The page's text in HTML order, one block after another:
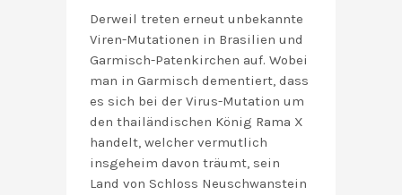
Derweil treten erneut unbekannte
Viren-Mutationen in Brasilien und
Garmisch-Patenkirchen auf. Wobei
man in Garmisch dementiert, dass
es sich bei der Virus-Mutation um
den thailändischen König Rama X
handelt, welcher vermutlich
insgeheim davon träumt, sein
Land von Schloss Neuschwanstein